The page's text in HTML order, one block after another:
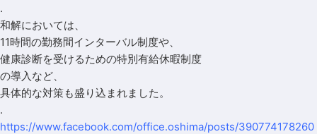
.
和解においては、
11時間の勤務間インターバル制度や、
健康診断を受けるための特別有給休暇制度
の導入など、
具体的な対策も盛り込まれました。
.
https://www.facebook.com/office.oshima/posts/390774178260